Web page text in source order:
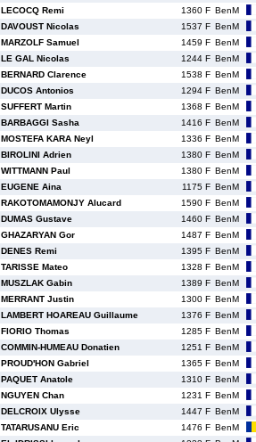
LECOCQ Remi 1360 F BenM
DAVOUST Nicolas 1537 F BenM
MARZOLF Samuel 1459 F BenM
LE GAL Nicolas 1244 F BenM
BERNARD Clarence 1538 F BenM
DUCOS Antonios 1294 F BenM
SUFFERT Martin 1368 F BenM
BARBAGGI Sasha 1416 F BenM
MOSTEFA KARA Neyl 1336 F BenM
BIROLINI Adrien 1380 F BenM
WITTMANN Paul 1380 F BenM
EUGENE Aina 1175 F BenM
RAKOTOMAMONJY Alucard 1590 F BenM
DUMAS Gustave 1460 F BenM
GHAZARYAN Gor 1487 F BenM
DENES Remi 1395 F BenM
TARISSE Mateo 1328 F BenM
MUSZLAK Gabin 1389 F BenM
MERRANT Justin 1300 F BenM
LAMBERT HOAREAU Guillaume 1376 F BenM
FIORIO Thomas 1285 F BenM
COMMIN-HUMEAU Donatien 1251 F BenM
PROUD'HON Gabriel 1365 F BenM
PAQUET Anatole 1310 F BenM
NGUYEN Chan 1231 F BenM
DELCROIX Ulysse 1447 F BenM
TATARUSANU Eric 1476 F BenM